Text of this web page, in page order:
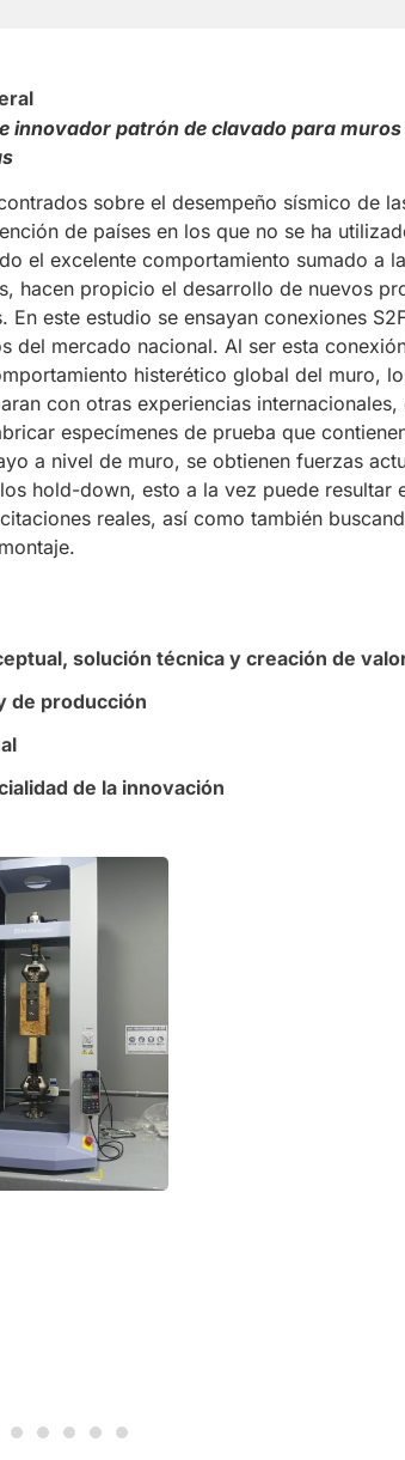
innovador patrón de clavado para
sobre el desempeño sísmico de
de países en los que no se ha
el excelente comportamiento sumado a
hacen propicio el desarrollo de nuevos
En este estudio se ensayan conexiones
del mercado nacional. Al ser esta
histerético global del muro,
con otras experiencias internacionales,
especímenes de prueba que
a nivel de muro, se obtienen fuerzas
hold-down, esto a la vez puede resultar
reales, así como también
solución técnica y creación de
de producción
de la innovación